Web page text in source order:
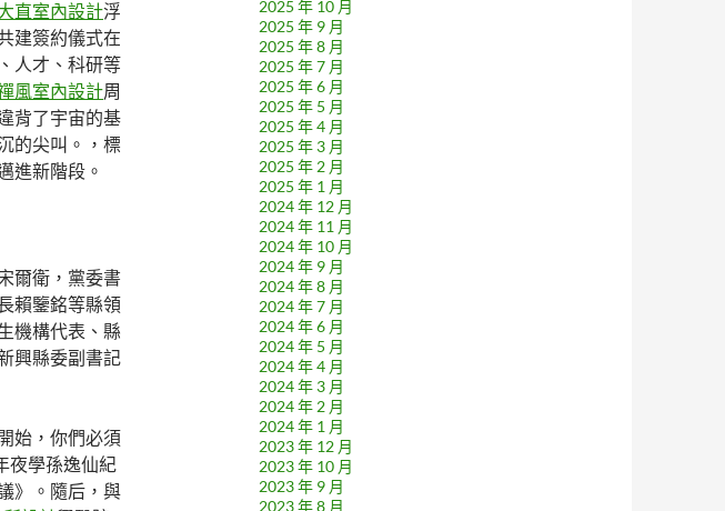
直室內設計浮
建簽約儀式在
人才、科研等
風室內設計周
背了宇宙的基
的尖叫。，標
進新階段。
爾衛，黨委書
賴鑒銘等縣領
機構代表、縣
興縣委副書記
始，你們必須
夜學孫逸仙紀
》。隨后，與
2025 年 10 月
2025 年 9 月
2025 年 8 月
2025 年 7 月
2025 年 6 月
2025 年 5 月
2025 年 4 月
2025 年 3 月
2025 年 2 月
2025 年 1 月
2024 年 12 月
2024 年 11 月
2024 年 10 月
2024 年 9 月
2024 年 8 月
2024 年 7 月
2024 年 6 月
2024 年 5 月
2024 年 4 月
2024 年 3 月
2024 年 2 月
2024 年 1 月
2023 年 12 月
2023 年 10 月
2023 年 9 月
2023 年 8 月